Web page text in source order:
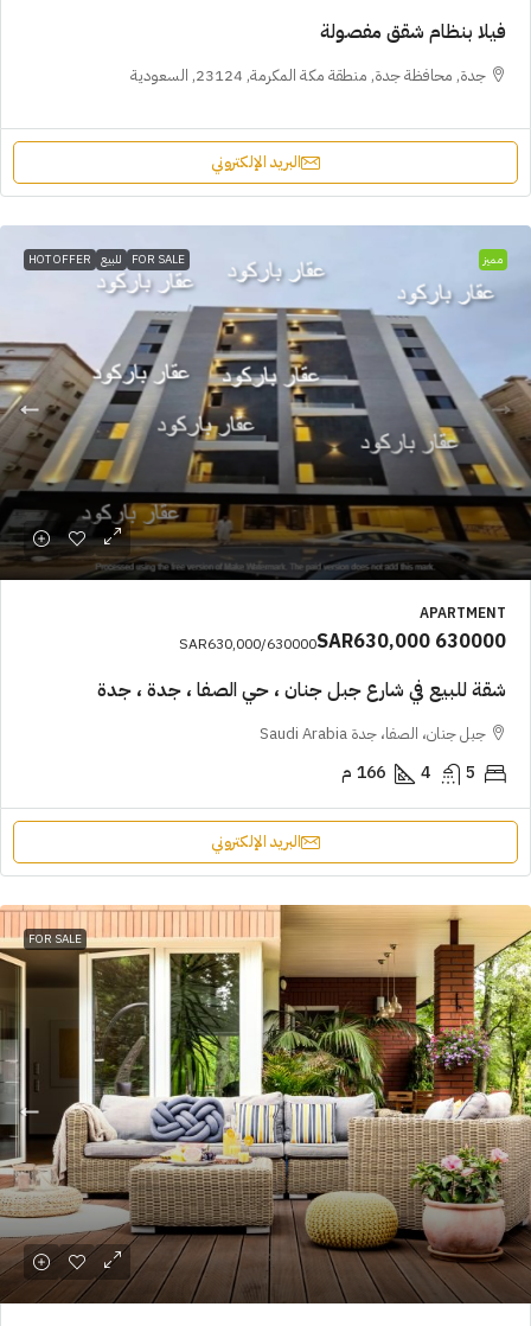
فيلا بنظام شقق مفصولة
جدة, محافظة جدة, منطقة مكة المكرمة, 23124, السعودية
البريد الإلكتروني
مميز FOR SALE للبيع HOT OFFER
APARTMENT
630000
SAR630,000
SAR630,000/630000
شقة للبيع في شارع جبل جنان ، حي الصفا ، جدة ، جدة
جبل جنان، الصفا، جدة Saudi Arabia
5
4
166م
البريد الإلكتروني
FOR SALE